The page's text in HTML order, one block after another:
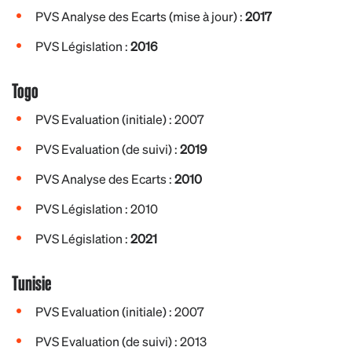
PVS Analyse des Ecarts (mise à jour) :2017
PVS Législation :2016
Togo
PVS Evaluation (initiale) : 2007
PVS Evaluation (de suivi) :2019
PVS Analyse des Ecarts :2010
PVS Législation : 2010
PVS Législation :2021
Tunisie
PVS Evaluation (initiale) : 2007
PVS Evaluation (de suivi) : 2013